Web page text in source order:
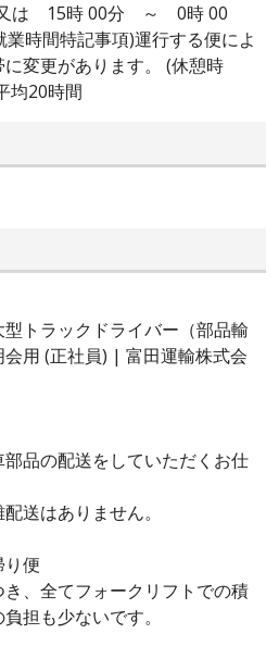
又は 15時 00分 ～ 0時 00
時間特記事項)運行する便によ
変更があります。 (休憩時
均20時間
トラックドライバー（部品輸
用 (正社員) | 富田運輸株式会
品の配送をしていただくお仕
送はありません。
り便
き、全てフォークリフトでの積
担も少ないです。